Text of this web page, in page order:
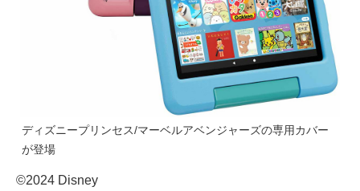
ディズニープリンセス/マーベルアベンジャーズの専用カバー
が登場
©2024 Disney